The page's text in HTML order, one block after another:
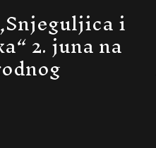
i
2. juna na